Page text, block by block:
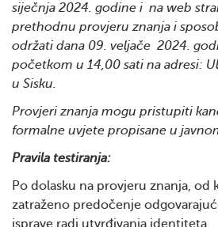
siječnja 2024. godine i na web
prethodnu provjeru znanja i
održati dana 09. veljače 2024.
početkom u 14,00 sati na adresi:
u Sisku.
Provjeri znanja mogu pristupiti
formalne uvjete propisane u
Pravila testiranja:
Po dolasku na provjeru znanja, od
zatraženo predočenje
isprave radi utvrđivanja identiteta.